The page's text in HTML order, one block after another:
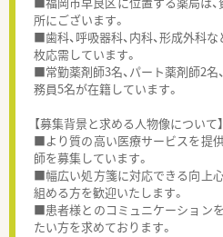
所にございます。
■歯科、呼吸器科、内科、形成外科
枚応需しています。
■常勤薬剤師3名、パート薬剤師2名
務員5名が在籍しています。
【募集背景と求める人物像について】
■より質の高い医療サービスを提
師を募集しています。
■幅広い処方箋に対応できる向上
組める方を歓迎いたします。
■患者様とのコミュニケーション
たい方を求めております。